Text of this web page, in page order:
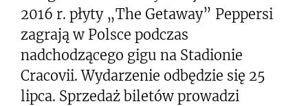
2016 r. płyty „The Getaway” Peppersi
zagrają w Polsce podczas
nadchodzącego gigu na Stadionie
Cracovii. Wydarzenie odbędzie się 25
lipca. Sprzedaż biletów prowadzi